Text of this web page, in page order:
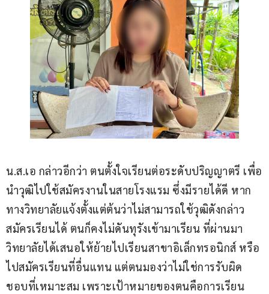
น.ส.เอ กล่าวอีกว่า ตนตั้งใจเรียนต่อระดับปริญญาตรี เพื่อ
นำวุฒิไปใช้สมัครงานในสายโรงแรม ซึ่งมีรายได้ดี หาก
ทางวิทยาลัยแจ้งตั้งแต่ต้นว่าไม่สามารถใช้วุฒิดังกล่าว
สมัครเรียนได้ ตนก็คงไม่ดันทุรังเข้ามาเรียน ที่ผ่านมา
วิทยาลัยได้เสนอให้ย้ายไปเรียนสาขาอิเล็กทรอนิกส์ หรือ
ไปสมัครเรียนที่อื่นแทน แต่ตนมองว่าไม่ใช่การรับผิด
ชอบที่เหมาะสม เพราะเป้าหมายของตนคือการเรียน